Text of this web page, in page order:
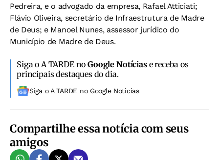
Pedreira, e o advogado da empresa, Rafael Atticiati;
Flávio Oliveira, secretário de Infraestrutura de Madre
de Deus; e Manoel Nunes, assessor jurídico do
Município de Madre de Deus.
Siga o A TARDE noGoogle Notíciase receba os
principais destaques do dia.
Siga o A TARDE no Google Noticias
Compartilhe essa notícia com seus
amigos